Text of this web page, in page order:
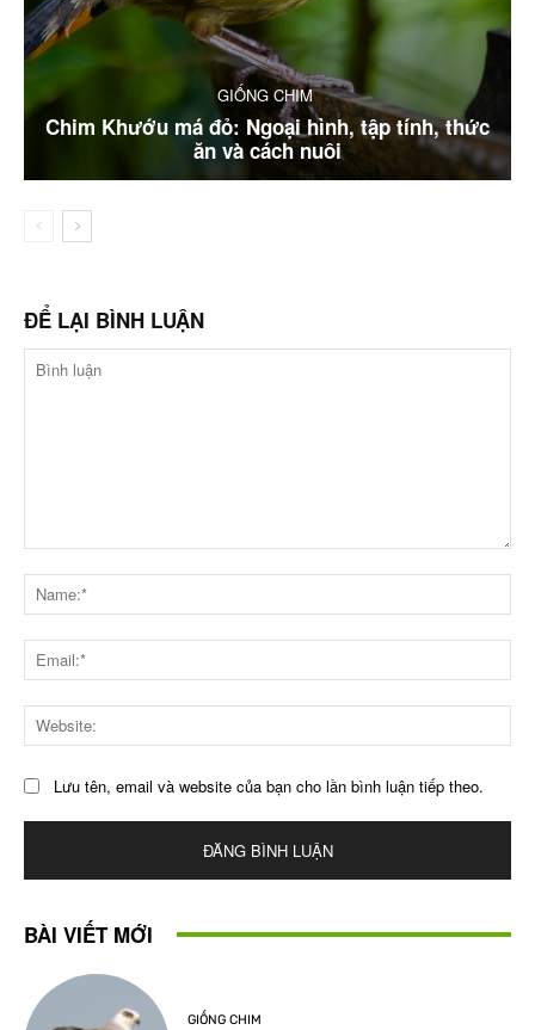
GIỐNG CHIM
Chim Khướu má đỏ: Ngoại hình, tập tính, thức
ăn và cách nuôi
ĐỂ LẠI BÌNH LUẬN
luận
Lưu tên, email và website của bạn cho lần bình luận tiếp theo.
BÀI VIẾT MỚI
GIỐNG CHIM